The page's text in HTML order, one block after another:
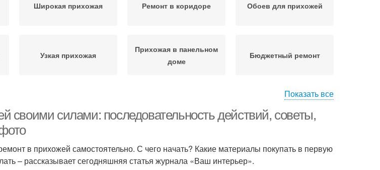
Широкая прихожая Ремонт в коридоре Обоев для прихожей
Узкая прихожая
Прихожая в панельном
доме
Бюджетный ремонт
Показать все
своими силами: последовательность действий, советы,
в прихожей самостоятельно. С чего начать? Какие материалы покупать в первую
– рассказывает сегодняшняя статья журнала «Ваш интерьер».